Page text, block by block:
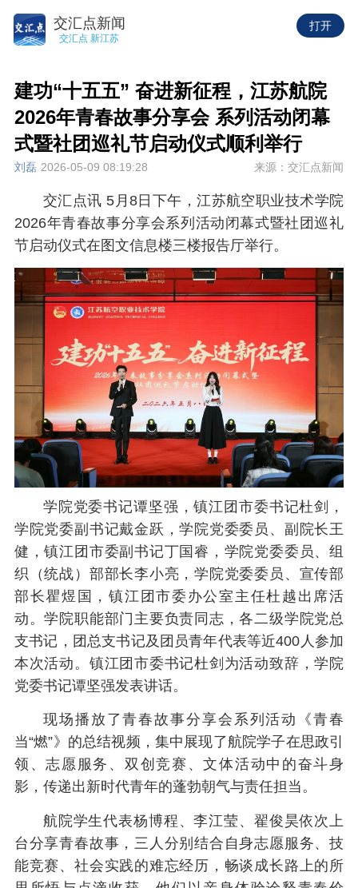
交汇点新闻
交汇点 新江苏
打开
建功“十五五” 奋进新征程，江苏航院
2026年青春故事分享会 系列活动闭幕
式暨社团巡礼节启动仪式顺利举行
刘磊 2026-05-09 08:19:28 来源：交汇点新闻
交汇点讯 5月8日下午，江苏航空职业技术学院
2026年青春故事分享会系列活动闭幕式暨社团巡礼
节启动仪式在图文信息楼三楼报告厅举行。
学院党委书记谭坚强，镇江团市委书记杜剑，
学院党委副书记戴金跃，学院党委委员、副院长王
健，镇江团市委副书记丁国睿，学院党委委员、组
织（统战）部部长李小亮，学院党委委员、宣传部
部长瞿煜国，镇江团市委办公室主任杜越出席活
动。学院职能部门主要负责同志，各二级学院党总
支书记，团总支书记及团员青年代表等近400人参加
本次活动。 镇江团市委书记杜剑为活动致辞，学院
党委书记谭坚强发表讲话。
现场播放了青春故事分享会系列活动《青春
当“燃”》的总结视频，集中展现了航院学子在思政引
领、志愿服务、双创竞赛、文体活动中的奋斗身
影，传递出新时代青年的蓬勃朝气与责任担当。
航院学生代表杨博程、李江莹、翟俊昊依次上
台分享青春故事，三人分别结合自身志愿服务、技
能竞赛、社会实践的难忘经历，畅谈成长路上的所